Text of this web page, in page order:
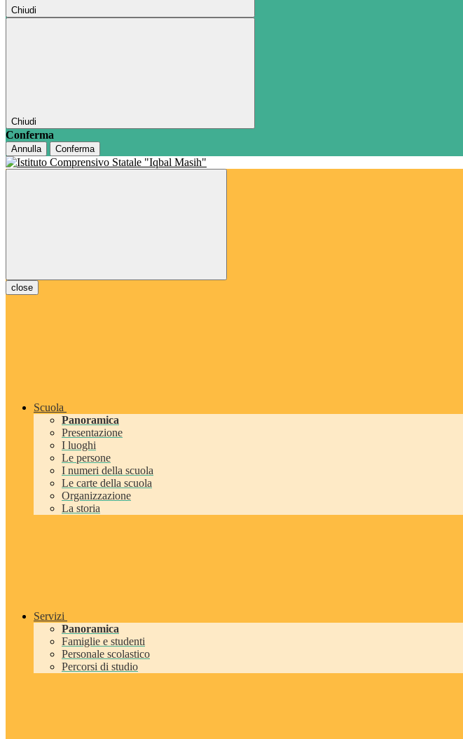
Chiudi
Chiudi
Conferma
Annulla Conferma
close
Scuola
Panoramica
Presentazione
I luoghi
Le persone
I numeri della scuola
Le carte della scuola
Organizzazione
La storia
Servizi
Panoramica
Famiglie e studenti
Personale scolastico
Percorsi di studio